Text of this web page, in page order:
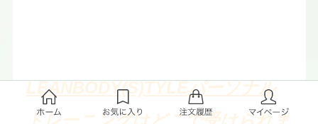
LEANBODY(S)TYLEパーソナル
トレーニングはどこで受けられま